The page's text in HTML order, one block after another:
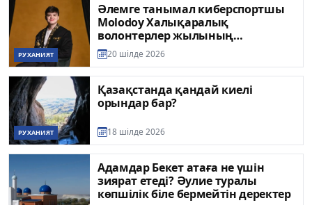
РУХАНИЯТ
Әлемге танымал киберспортшы
Molodoy Халықаралық
волонтерлер жылының
жаһандық амбассадоры атанды
20 шілде 2026
РУХАНИЯТ
Қазақстанда қандай киелі
орындар бар?
18 шілде 2026
Адамдар Бекет атаға не үшін
зиярат етеді? Әулие туралы
көпшілік біле бермейтін деректер